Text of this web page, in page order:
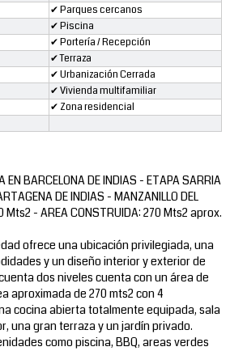
✔ Parques cercanos
✔ Piscina
✔ Portería / Recepción
✔ Terraza
✔ Urbanización Cerrada
✔ Vivienda multifamiliar
✔ Zona residencial
EN BARCELONA DE INDIAS - ETAPA SARRIA
DE INDIAS - MANZANILLO DEL
Mts2 - AREA CONSTRUIDA: 270 Mts2 aprox.
ofrece una ubicación privilegiada, una
y un diseño interior y exterior de
dos niveles cuenta con un área de
aproximada de 270 mts2 con 4
cocina abierta totalmente equipada, sala
una gran terraza y un jardín privado.
como piscina, BBQ, areas verdes